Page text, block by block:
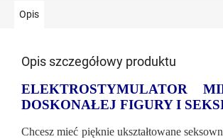
Opis
Opis szczegółowy produktu
ELEKTROSTYMULATOR
DOSKONAŁEJ FIGURY I
Chcesz mieć pięknie ukształtowane